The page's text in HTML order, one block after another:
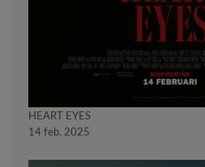
HEART EYES
14 feb. 2025